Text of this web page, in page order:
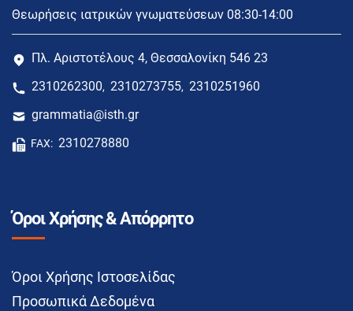
Θεωρήσεις ιατρικών γνωματεύσεων 08:30-14:00
Πλ. Αριστοτέλους 4, Θεσσαλονίκη 546 23
2310262300, 2310273755, 2310251960
grammatia@isth.gr
FAX: 2310278880
Όροι Χρήσης & Απόρρητο
Όροι Χρήσης Ιστοσελίδας
Προσωπικά Δεδομένα